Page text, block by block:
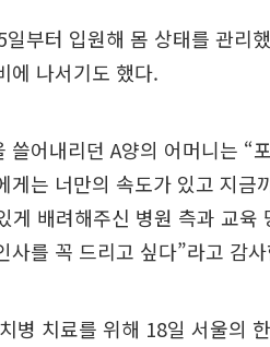
부터 입원해 몸 상태를 관리
에 나서기도 했다.
어내리던 A양의 어머니는 “
게는 너만의 속도가 있고 지금
게 배려해주신 병원 측과 교육
사를 꼭 드리고 싶다”라고 감
병 치료를 위해 18일 서울의